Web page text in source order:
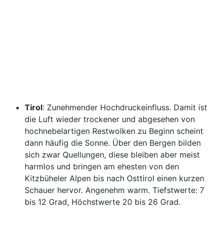
Tirol: Zunehmender Hochdruckeinfluss. Damit ist
die Luft wieder trockener und abgesehen von
hochnebelartigen Restwolken zu Beginn scheint
dann häufig die Sonne. Über den Bergen bilden
sich zwar Quellungen, diese bleiben aber meist
harmlos und bringen am ehesten von den
Kitzbüheler Alpen bis nach Osttirol einen kurzen
Schauer hervor. Angenehm warm. Tiefstwerte: 7
bis 12 Grad, Höchstwerte 20 bis 26 Grad.